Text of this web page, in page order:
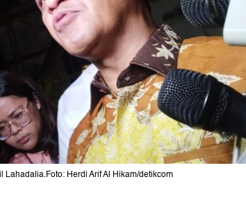
Herdi Arif Al Hikam/detikcom